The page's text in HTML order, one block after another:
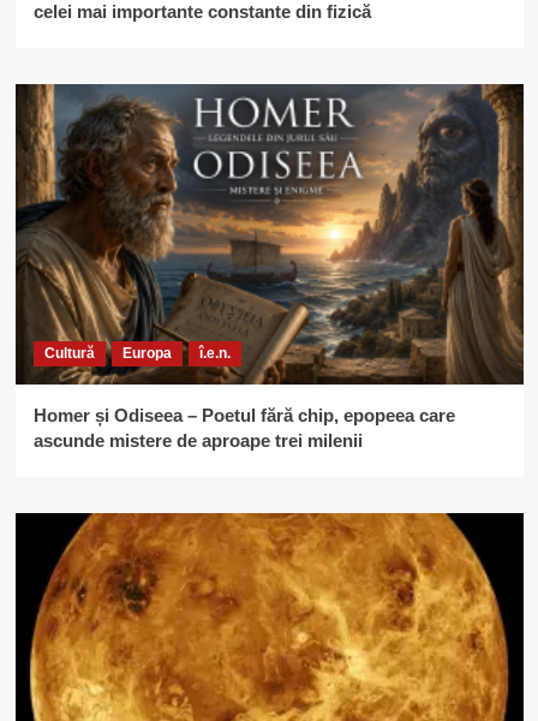
celei mai importante constante din fizică
Cultură Europa î.e.n.
Homer și Odiseea – Poetul fără chip, epopeea care
ascunde mistere de aproape trei milenii